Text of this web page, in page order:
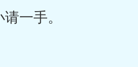
一手。